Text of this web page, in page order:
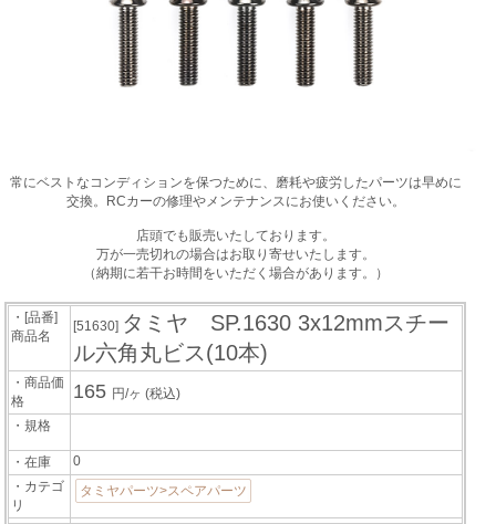
常にベストなコンディションを保つために、磨耗や疲労したパーツは早めに
交換。RCカーの修理やメンテナンスにお使いください。
店頭でも販売いたしております。
万が一売切れの場合はお取り寄せいたします。
（納期に若干お時間をいただく場合があります。）
・[品番]
商品名
[51630] タミヤ SP.1630 3x12mmスチー
ル六角丸ビス(10本)
・商品価
格
165 円/ヶ(税込)
・規格
・在庫
0
・カテゴ
リ
タミヤパーツ>スペアパーツ